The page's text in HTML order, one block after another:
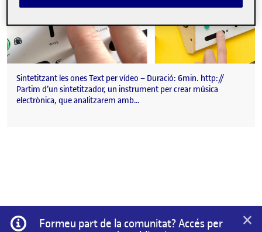
Sintetitzant les ones Text per vídeo – Duració: 6min. http://
Partim d’un sintetitzador, un instrument per crear música
electrònica, que analitzarem amb…
Informació
Formeu part de la comunitat? Accés per
×